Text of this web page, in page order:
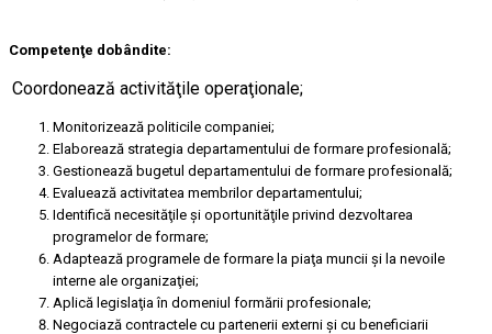
Competenţe dobândite:
Coordonează activităţile operaţionale;
Monitorizează politicile companiei;
Elaborează strategia departamentului de formare profesională;
Gestionează bugetul departamentului de formare profesională;
Evaluează activitatea membrilor departamentului;
Identifică necesităţile şi oportunităţile privind dezvoltarea
programelor de formare;
Adaptează programele de formare la piaţa muncii şi la nevoile
interne ale organizaţiei;
Aplică legislaţia în domeniul formării profesionale;
Negociază contractele cu partenerii externi și cu beneficiarii